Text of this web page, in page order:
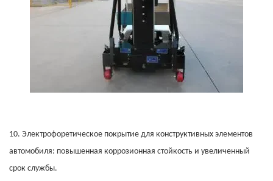
10. Электрофоретическое покрытие для конструктивных элементов
автомобиля: повышенная коррозионная стойкость и увеличенный
срок службы.